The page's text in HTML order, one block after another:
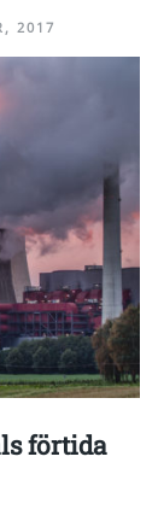
2017
förtida